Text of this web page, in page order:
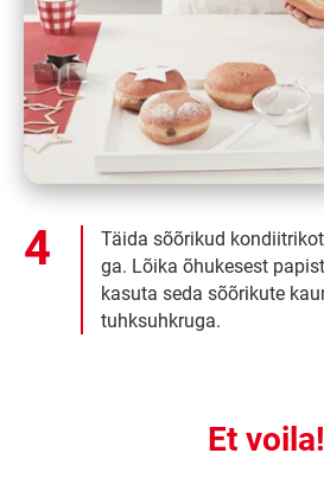
Täida sõõrikud
ga. Lõika õhukesest
kasuta seda sõõrikute
tuhksuhkruga.
Et voila!